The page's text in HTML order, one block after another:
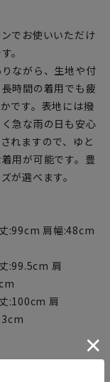
でお使いいただけ
。
ながら、生地や付
時間の着用でも疲
です。表地には撥
急な雨の日も安心
れますので、ゆと
用が可能です。豊
が選べます。
:99cm 肩幅:48cm
:99.5cm 肩
:100cm 肩